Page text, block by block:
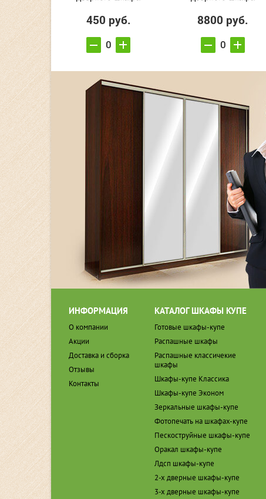
450 руб. 8800 руб.
ИНФОРМАЦИЯ
О компании
Акции
Доставка и сборка
Отзывы
Контакты
КАТАЛОГ ШКАФЫ КУПЕ
Готовые шкафы-купе
Распашные шкафы
Распашные классичекие
шкафы
Шкафы-купе Классика
Шкафы-купе Эконом
Зеркальные шкафы-купе
Фотопечать на шкафах-купе
Пескоструйные шкафы-купе
Оракал шкафы-купе
Лдсп шкафы-купе
2-х дверные шкафы-купе
3-х дверные шкафы-купе